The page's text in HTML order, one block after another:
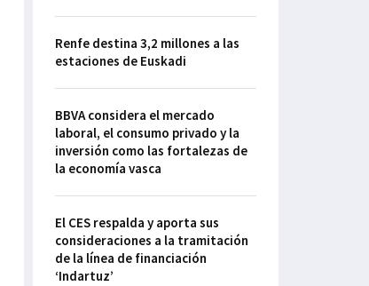
Renfe destina 3,2 millones a las
estaciones de Euskadi
BBVA considera el mercado
laboral, el consumo privado y la
inversión como las fortalezas de
la economía vasca
El CES respalda y aporta sus
consideraciones a la tramitación
de la línea de financiación
‘Indartuz’